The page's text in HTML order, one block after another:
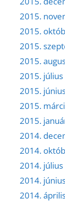
2015.
2015.
2015.
2015.
2015. július
2015.
2015.
2015.
2014.
2014.
2014. július
2014.
2014.